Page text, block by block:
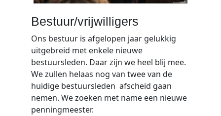
Bestuur/vrijwilligers
Ons bestuur is afgelopen jaar gelukkig
uitgebreid met enkele nieuwe
bestuursleden. Daar zijn we heel blij mee.
We zullen helaas nog van twee van de
huidige bestuursleden afscheid gaan
nemen. We zoeken met name een nieuwe
penningmeester.